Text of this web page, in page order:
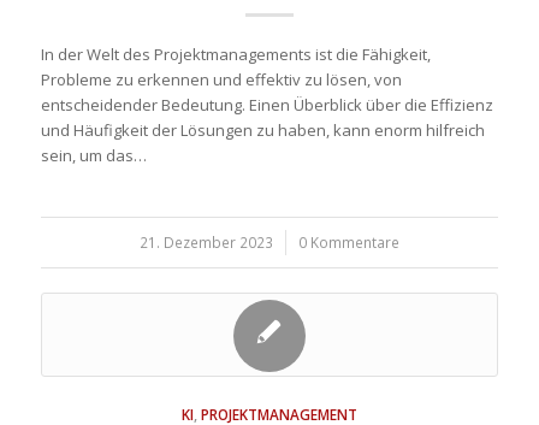
In der Welt des Projektmanagements ist die Fähigkeit,
Probleme zu erkennen und effektiv zu lösen, von
entscheidender Bedeutung. Einen Überblick über die Effizienz
und Häufigkeit der Lösungen zu haben, kann enorm hilfreich
sein, um das…
21. Dezember 2023
/ 0 Kommentare
KI PROJEKTMANAGEMENT